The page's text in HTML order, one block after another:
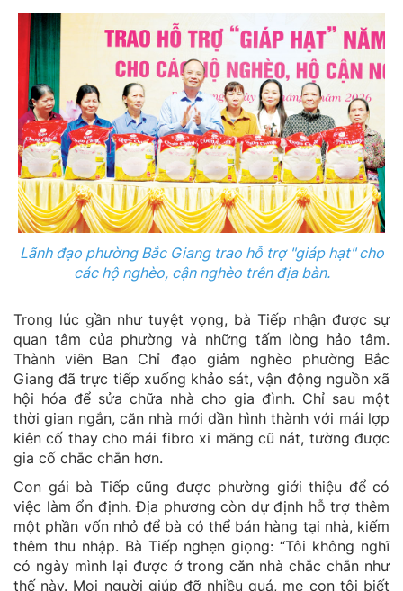
Lãnh đạo phường Bắc Giang trao hỗ trợ "giáp hạt" cho
các hộ nghèo, cận nghèo trên địa bàn.
Trong lúc gần như tuyệt vọng, bà Tiếp nhận được sự
quan tâm của phường và những tấm lòng hảo tâm.
Thành viên Ban Chỉ đạo giảm nghèo phường Bắc
Giang đã trực tiếp xuống khảo sát, vận động nguồn xã
hội hóa để sửa chữa nhà cho gia đình. Chỉ sau một
thời gian ngắn, căn nhà mới dần hình thành với mái lợp
kiên cố thay cho mái fibro xi măng cũ nát, tường được
gia cố chắc chắn hơn.
Con gái bà Tiếp cũng được phường giới thiệu để có
việc làm ổn định. Địa phương còn dự định hỗ trợ thêm
một phần vốn nhỏ để bà có thể bán hàng tại nhà, kiếm
thêm thu nhập. Bà Tiếp nghẹn giọng: “Tôi không nghĩ
có ngày mình lại được ở trong căn nhà chắc chắn như
thế này. Mọi người giúp đỡ nhiều quá, mẹ con tôi biết